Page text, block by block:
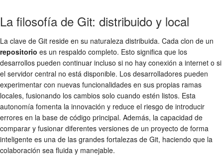
La filosofía de Git: distribuido y local
La clave de Git reside en su naturaleza distribuida. Cada clon de un
repositorio es un respaldo completo. Esto significa que los
desarrollos pueden continuar incluso si no hay conexión a internet o si
el servidor central no está disponible. Los desarrolladores pueden
experimentar con nuevas funcionalidades en sus propias ramas
locales, fusionando los cambios solo cuando estén listos. Esta
autonomía fomenta la innovación y reduce el riesgo de introducir
errores en la base de código principal. Además, la capacidad de
comparar y fusionar diferentes versiones de un proyecto de forma
inteligente es una de las grandes fortalezas de Git, haciendo que la
colaboración sea fluida y manejable.